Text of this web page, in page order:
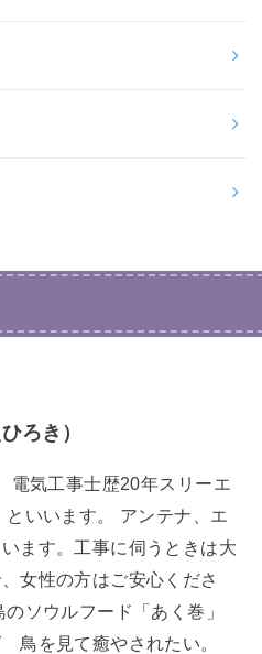
ろき）
電気工事士歴20年スリーエ
いいます。 アンテナ、エ
ます。工事に伺うときは大
女性の方はご安心くださ
ソウルフード「あく巻」
鳥を見て癒やされたい。